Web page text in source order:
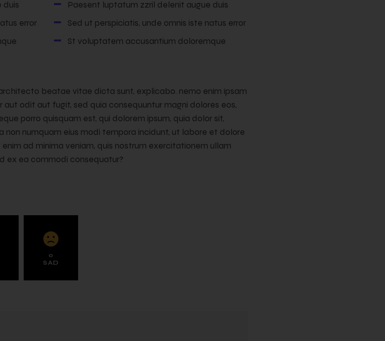
duis
error
Paesent luptatum zzril delenit augue duis
Sed ut perspiciatis, unde omnis iste natus error
St voluptatem accusantium doloremque
beatae vitae dicta sunt, explicabo. nemo enim ipsam
odit aut fugit, sed quia consequuntur magni dolores eos,
porro quisquam est, qui dolorem ipsum, quia dolor sit,
non numquam eius modi tempora incidunt, ut labore et dolore
ad minima veniam, quis nostrum exercitationem ullam
ex ea commodi consequatur?
0
SAD